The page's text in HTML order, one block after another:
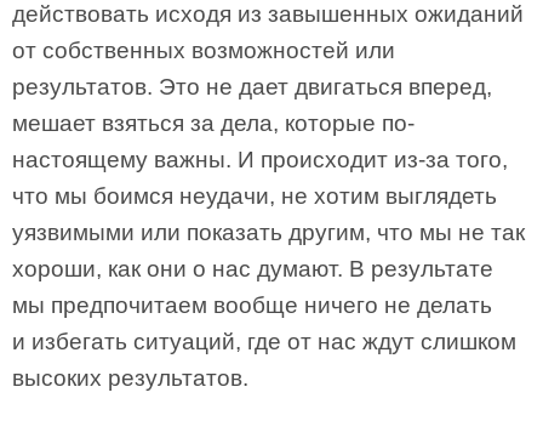
действовать исходя из завышенных ожиданий
от собственных возможностей или
результатов. Это не дает двигаться вперед,
мешает взяться за дела, которые по-
настоящему важны. И происходит из-за того,
что мы боимся неудачи, не хотим выглядеть
уязвимыми или показать другим, что мы не так
хороши, как они о нас думают. В результате
мы предпочитаем вообще ничего не делать
и избегать ситуаций, где от нас ждут слишком
высоких результатов.